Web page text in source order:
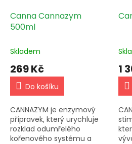
Canna Cannazym
500ml
Skladem
269 Kč
Do košíku
CANNAZYM je enzymový
přípravek, který urychluje
rozklad odumřelého
kořenového systému a
1